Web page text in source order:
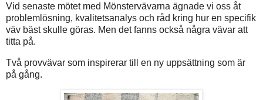
Vid senaste mötet med Mönstervävarna ägnade vi oss åt
problemlösning, kvalitetsanalys och råd kring hur en specifik
väv bäst skulle göras. Men det fanns också några vävar att
titta på.
Två provvävar som inspirerar till en ny uppsättning som är
på gång.